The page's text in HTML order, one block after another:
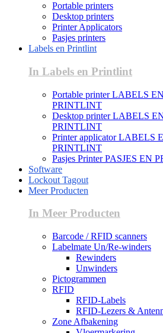
Portable printers
Desktop printers
Printer Applicators
Pasjes printers
Labels en Printlint
In Labels en Printlint
Portable printer LABELS EN
PRINTLINT
Desktop printer LABELS
PRINTLINT
Printer applicator LABELS
PRINTLINT
Pasjes Printer PASJES EN
Software
Lockout Tagout
Meer Producten
In Meer Producten
Barcode / RFID scanners
Labelmate Un/Re-winders
Rewinders
Unwinders
Pictogrammen
RFID
RFID-Labels
RFID-Lezers &
Zone Afbakening